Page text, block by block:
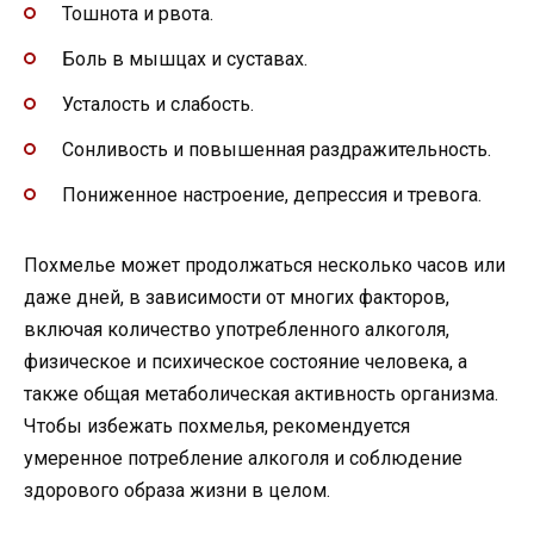
Тошнота и рвота.
Боль в мышцах и суставах.
Усталость и слабость.
Сонливость и повышенная раздражительность.
Пониженное настроение, депрессия и тревога.
Похмелье может продолжаться несколько часов или
даже дней, в зависимости от многих факторов,
включая количество употребленного алкоголя,
физическое и психическое состояние человека, а
также общая метаболическая активность организма.
Чтобы избежать похмелья, рекомендуется
умеренное потребление алкоголя и соблюдение
здорового образа жизни в целом.